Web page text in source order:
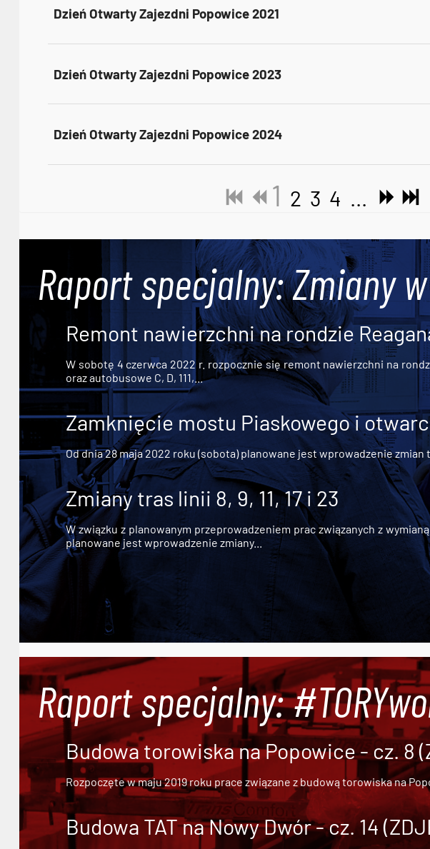
Dzień Otwarty Zajezdni Popowice 2021
Dzień Otwarty Zajezdni Popowice 2023
Dzień Otwarty Zajezdni Popowice 2024
1 2 3 4 ...
Raport specjalny: Zmiany
Remont nawierzchni na rondzie
W sobotę 4 czerwca 2022 r. rozpocznie się remont nawierzchni na
oraz autobusowe C, D, 111,...
Zamknięcie mostu Piaskowego i
Od dnia 28 maja 2022 roku (sobota) planowane jest wprowadzenie
Zmiany tras linii 8, 9, 11, 17 i 23
W związku z planowanym przeprowadzeniem prac związanych z
planowane jest wprowadzenie zmiany...
Raport specjalny:
Budowa torowiska na Popowice - cz. 8
Rozpoczęte w maju 2019 roku prace związane z budową torowiska na
Budowa TAT na Nowy Dwór - cz. 14